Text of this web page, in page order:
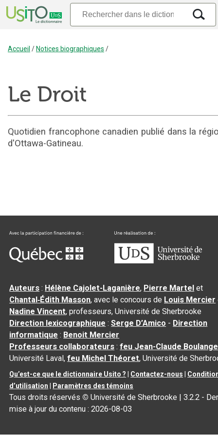
Accueil /Notices biographiques /
Le Droit
Quotidien francophone canadien publié dans la
d'Ottawa-Gatineau.
Auteurs : Hélène Cajolet-Laganière, Pierre Martel et
Chantal‑Édith Masson, avec le concours de Louis Mercier
Nadine Vincent, professeurs, Université de Sherbrooke
Direction lexicographique :Serge D’Amico - Direction
informatique : Benoit Mercier
Professeurs collaborateurs :feu Jean-Claude
Université Laval,feu Michel Théoret, Université de
Qu’est-ce que le dictionnaire Usito ? Contactez-nous
d’utilisation
Paramètres des témoins
Tous droits réservés © Université de Sherbrooke |3.2.2 -
mise à jour du contenu :2026-08-03